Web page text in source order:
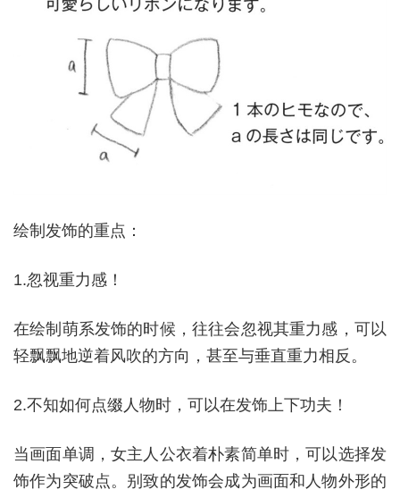
绘制发饰的重点：
1.忽视重力感！
在绘制萌系发饰的时候，往往会忽视其重力感，可以
轻飘飘地逆着风吹的方向，甚至与垂直重力相反。
2.不知如何点缀人物时，可以在发饰上下功夫！
当画面单调，女主人公衣着朴素简单时，可以选择发
饰作为突破点。别致的发饰会成为画面和人物外形的